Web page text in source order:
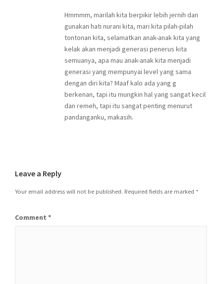
Hmmmm, marilah kita berpikir lebih jernih dan
gunakan hati nurani kita, mari kita pilah-pilah
tontonan kita, selamatkan anak-anak kita yang
kelak akan menjadi generasi penerus kita
semuanya, apa mau anak-anak kita menjadi
generasi yang mempunyai level yang sama
dengan diri kita? Maaf kalo ada yang g
berkenan, tapi itu mungkin hal yang sangat kecil
dan remeh, tapi itu sangat penting menurut
pandanganku, makasih.
Leave a Reply
Your email address will not be published. Required fields are marked *
Comment *